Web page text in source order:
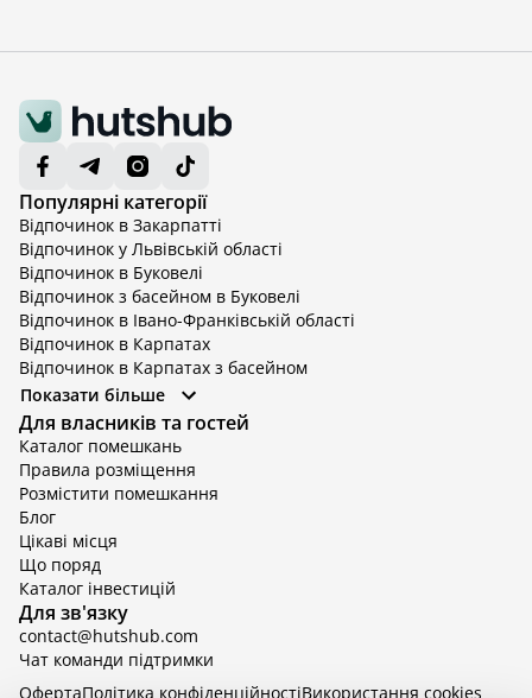
Популярні категорії
Відпочинок в Закарпатті
Відпочинок у Львівській області
Відпочинок в Буковелі
Відпочинок з басейном в Буковелі
Відпочинок в Івано-Франківській області
Відпочинок в Карпатах
Відпочинок в Карпатах з басейном
Відпочинок в Київській області
Відпочинок в Київській області з басейном
Відпочинок в Тернопільській області
Відпочинок у Вінницькій області
Відпочинок в Яремче
Відпочинок у Львівській області з басейном
Відпочинок з басейном в Тернопільській області
Показати більше
Для власників та гостей
Каталог помешкань
Правила розміщення
Розмістити помешкання
Блог
Цікаві місця
Що поряд
Каталог інвестицій
Для зв'язку
contact@hutshub.com
Чат команди підтримки
ОфертаПолітика конфіденційностіBикористання cookies